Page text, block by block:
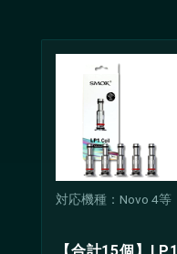
対応機種：Novo 4等
【合計15個】LP1